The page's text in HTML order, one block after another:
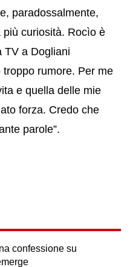
paradossalmente,
curiosità. Rocìo è
TV a Dogliani
troppo rumore. Per me
e quella delle mie
forza. Credo che
parole”.
confessione su